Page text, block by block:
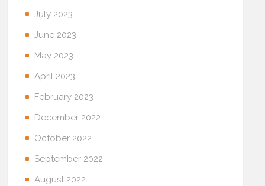
July 2023
June 2023
May 2023
April 2023
February 2023
December 2022
October 2022
September 2022
August 2022